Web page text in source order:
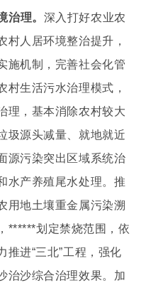
治理。 深入打好农业农
村人居环境整治提升，
施机制，完善社会化管
村生活污水治理模式，
理，基本消除农村较大
圾源头减量、就地就近
源污染突出区域系统治
水产养殖尾水处理。推
用地土壤重金属污染溯
******划定禁烧范围，依
推进“三北”工程，强化
治沙综合治理效果。加